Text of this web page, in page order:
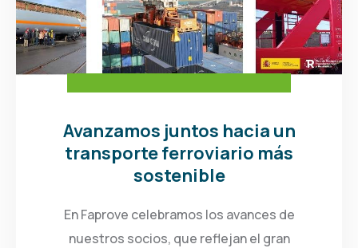
Avanzamos juntos hacia un
transporte ferroviario más
sostenible
En Faprove celebramos los avances de
nuestros socios, que reflejan el gran